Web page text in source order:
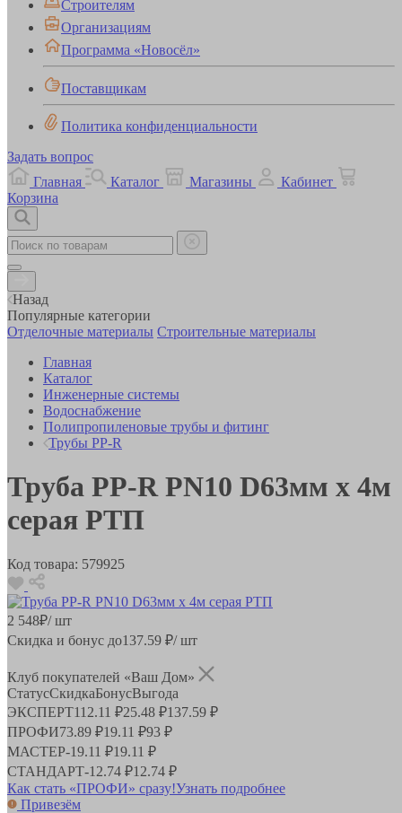
Строителям
Организациям
Программа «Новосёл»
Поставщикам
Политика конфиденциальности
Задать вопрос
Главная
Каталог Магазины
Кабинет
Корзина
Назад
Популярные категории
Отделочные материалы Строительные материалы
Главная
Каталог
Инженерные системы
Водоснабжение
Полипропиленовые трубы и фитинг
Трубы PP-R
Труба РР-R PN10 D63мм х 4м
серая РТП
Код товара: 579925
2 548₽/ шт
Скидка и бонус до137.59 ₽/ шт
Клуб покупателей «Ваш Дом»
СтатусСкидкаБонусВыгода
ЭКСПЕРТ112.11 ₽25.48 ₽137.59 ₽
ПРОФИ73.89 ₽19.11 ₽93 ₽
МАСТЕР-19.11 ₽19.11 ₽
СТАНДАРТ-12.74 ₽12.74 ₽
Как стать «ПРОФИ» сразу!Узнать подробнее
Привезём